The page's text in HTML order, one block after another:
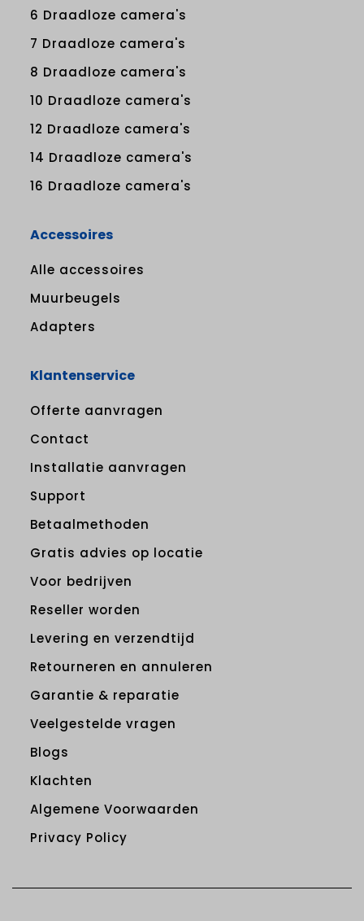
6 Draadloze camera's
7 Draadloze camera's
8 Draadloze camera's
10 Draadloze camera's
12 Draadloze camera's
14 Draadloze camera's
16 Draadloze camera's
Accessoires
Alle accessoires
Muurbeugels
Adapters
Klantenservice
Offerte aanvragen
Contact
Installatie aanvragen
Support
Betaalmethoden
Gratis advies op locatie
Voor bedrijven
Reseller worden
Levering en verzendtijd
Retourneren en annuleren
Garantie & reparatie
Veelgestelde vragen
Blogs
Klachten
Algemene Voorwaarden
Privacy Policy